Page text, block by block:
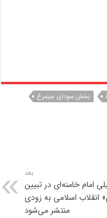
بخش سودای سیمرغ
بعد
امام خامنه‌ای در تبیین
انقلاب اسلامی به زودی
منتشر می‌شود